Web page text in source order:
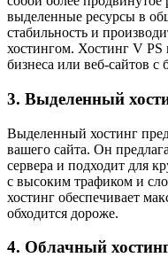
выделенные ресурсы в
стабильность и
хостингом. Хостинг V PS
бизнеса или веб-сайтов
3. Выделенный
Выделенный хостинг
вашего сайта. Он
сервера и подходит для
с высоким трафиком и
хостинг обеспечивает
обходится дороже.
4. Облачный